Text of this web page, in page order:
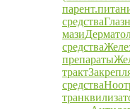
средства
мази
средства
препараты
тракт
средства